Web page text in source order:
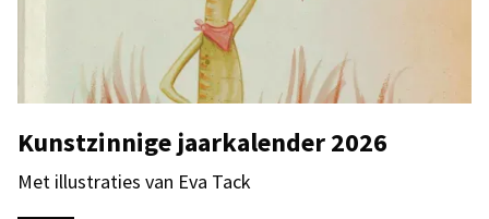
Kunstzinnige jaarkalender 2026
Met illustraties van Eva Tack